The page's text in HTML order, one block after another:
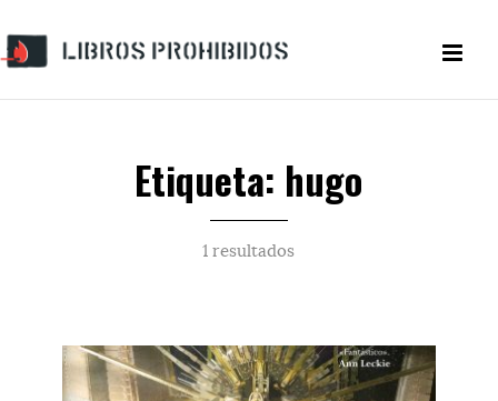
Etiqueta: hugo
1 resultados